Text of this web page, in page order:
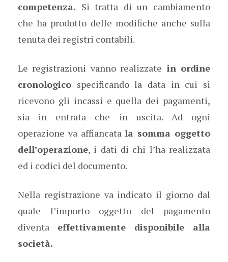
competenza. Si tratta di un cambiamento
che ha prodotto delle modifiche anche sulla
tenuta dei registri contabili.
Le registrazioni vanno realizzate in ordine
cronologico specificando la data in cui si
ricevono gli incassi e quella dei pagamenti,
sia in entrata che in uscita. Ad ogni
operazione va affiancatala somma oggetto
dell’operazione, i dati di chi l’ha realizzata
ed i codici del documento.
Nella registrazione va indicato il giorno dal
quale l’importo oggetto del pagamento
diventa effettivamente disponibile alla
società.